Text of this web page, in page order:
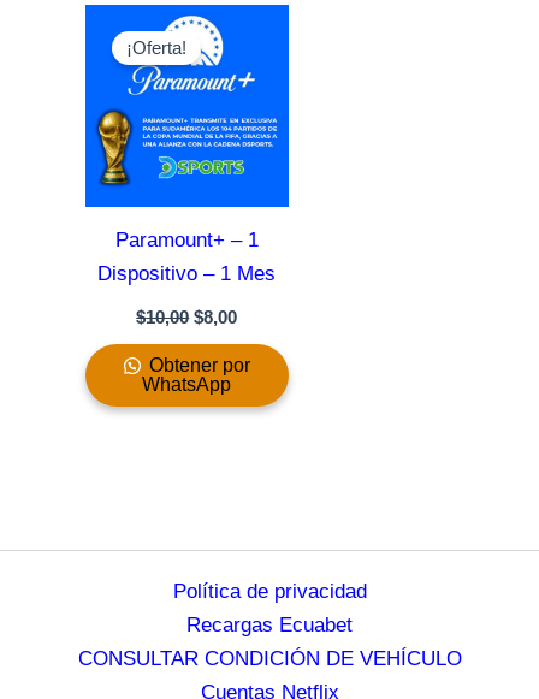
¡Oferta!
Paramount+ – 1
Dispositivo – 1 Mes
$10,00
Original
price
was:
$10,00.
$8,00
$8,00.
Obtener por
WhatsApp
Política de privacidad
Recargas Ecuabet
CONSULTAR CONDICIÓN DE VEHÍCULO
Cuentas Netflix